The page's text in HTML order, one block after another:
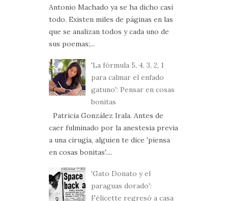
Antonio Machado ya se ha dicho casi
todo. Existen miles de páginas en las
que se analizan todos y cada uno de
sus poemas;...
'La fórmula 5, 4, 3, 2, 1
para calmar el enfado
gatuno': Pensar en cosas
bonitas
Patricia González Irala. Antes de
caer fulminado por la anestesia previa
a una cirugía, alguien te dice 'piensa
en cosas bonitas'....
'Gato Donato y el
paraguas dorado':
Félicette regresó a casa